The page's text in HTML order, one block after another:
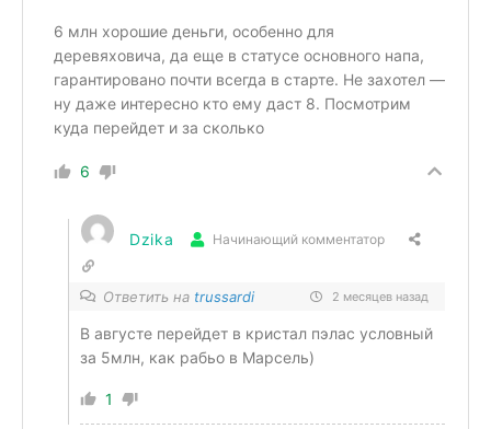
6 млн хорошие деньги, особенно для
деревяховича, да еще в статусе основного напа,
гарантировано почти всегда в старте. Не захотел —
ну даже интересно кто ему даст 8. Посмотрим
куда перейдет и за сколько
6
Dzika Начинающий комментатор
Ответить на trussardi 2 месяцев назад
В августе перейдет в кристал пэлас условный
за 5млн, как рабьо в Марсель)
1